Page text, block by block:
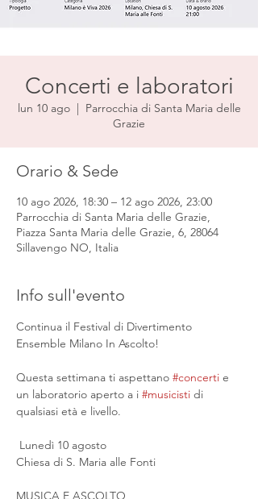
Concerti e laboratori
lun 10 ago
  |
Parrocchia di Santa Maria delle
Grazie
Orario & Sede
10 ago 2026, 18:30 – 12 ago 2026, 23:00
Parrocchia di Santa Maria delle Grazie,
Piazza Santa Maria delle Grazie, 6, 28064
Sillavengo NO, Italia
Info sull'evento
Continua il Festival di Divertimento
Ensemble Milano In Ascolto!
Questa settimana ti aspettano #concerti e
un laboratorio aperto a i #musicisti di
qualsiasi età e livello.
Lunedì 10 agosto
Chiesa di S. Maria alle Fonti
MUSICA E ASCOLTO